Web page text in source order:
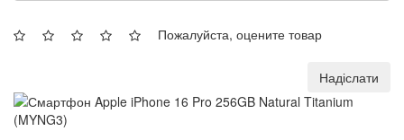
Пожалуйста, оцените товар
Надіслати